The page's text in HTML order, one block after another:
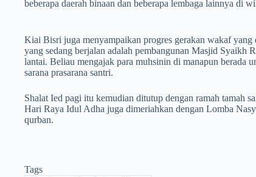
beberapa daerah binaan dan beberapa lembaga lainnya di
Kiai Bisri juga menyampaikan progres gerakan wakaf
yang sedang berjalan adalah pembangunan Masjid Syaikh
lantai. Beliau mengajak para muhsinin di manapun berada
sarana prasarana santri.
Shalat Ied pagi itu kemudian ditutup dengan ramah tamah
Hari Raya Idul Adha juga dimeriahkan dengan Lomba
qurban.
Tags